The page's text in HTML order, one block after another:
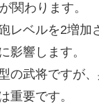
が関わります。
レベルを2増加
影響します。
の武将ですが
重要です。